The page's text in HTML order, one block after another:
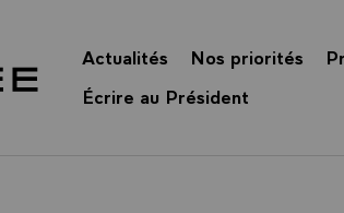
Actualités Nos priorités
Écrire au Président